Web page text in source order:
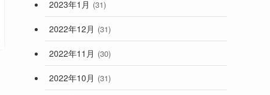
2023年1月 (31)
2022年12月 (31)
2022年11月 (30)
2022年10月 (31)